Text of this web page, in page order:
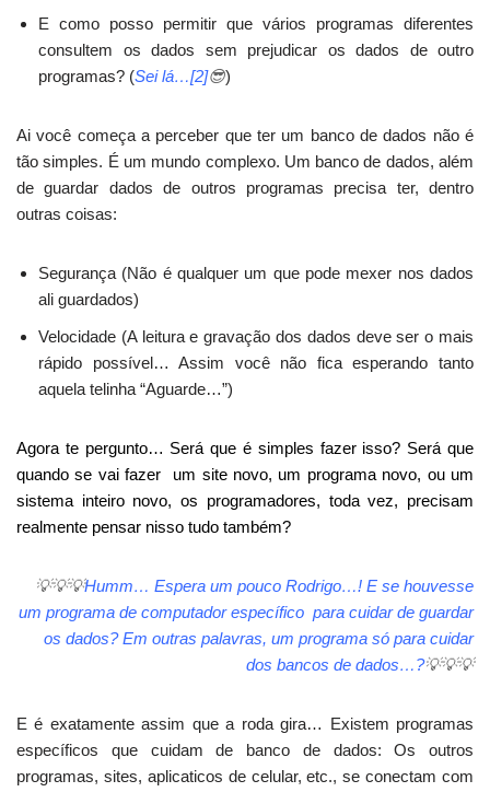
E como posso permitir que vários programas diferentes
consultem os dados sem prejudicar os dados de outro
programas? (Sei lá…[2]😎)
Ai você começa a perceber que ter um banco de dados não é
tão simples. É um mundo complexo. Um banco de dados, além
de guardar dados de outros programas precisa ter, dentro
outras coisas:
Segurança (Não é qualquer um que pode mexer nos dados
ali guardados)
Velocidade (A leitura e gravação dos dados deve ser o mais
rápido possível… Assim você não fica esperando tanto
aquela telinha “Aguarde…”)
Agora te pergunto… Será que é simples fazer isso? Será que
quando se vai fazer um site novo, um programa novo, ou um
sistema inteiro novo, os programadores, toda vez, precisam
realmente pensar nisso tudo também?
💡💡💡Humm… Espera um pouco Rodrigo…! E se houvesse
um programa de computador específico para cuidar de guardar
os dados? Em outras palavras, um programa só para cuidar
dos bancos de dados…?💡💡💡
E é exatamente assim que a roda gira… Existem programas
específicos que cuidam de banco de dados: Os outros
programas, sites, aplicaticos de celular, etc., se conectam com